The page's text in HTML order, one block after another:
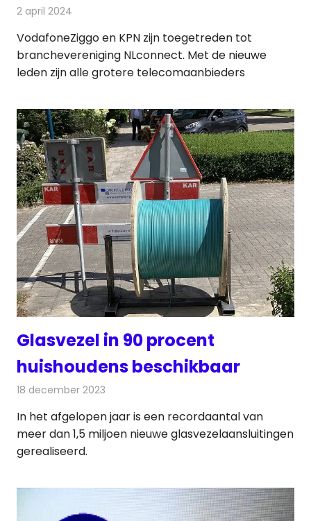
2 april 2024
VodafoneZiggo en KPN zijn toegetreden tot
branchevereniging NLconnect. Met de nieuwe
leden zijn alle grotere telecomaanbieders
Glasvezel in 90 procent
huishoudens beschikbaar
18 december 2023
In het afgelopen jaar is een recordaantal van
meer dan 1,5 miljoen nieuwe glasvezelaansluitingen
gerealiseerd.